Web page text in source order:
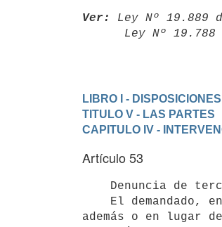
Ver: Ley Nº 19.889
Ley Nº
LIBRO I -
TITULO V - LAS PARTES
CAPITULO IV -
Artículo 53
además o en lugar